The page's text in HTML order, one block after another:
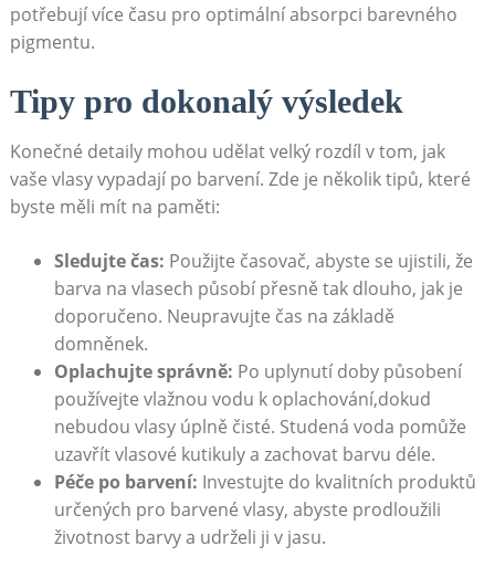
potřebují⁢ více času pro‌ optimální absorpci barevného
pigmentu.
Tipy pro dokonalý výsledek
Konečné detaily mohou udělat velký rozdíl v tom, jak
vaše vlasy vypadají po barvení. Zde je‌ několik⁢ tipů, které
byste⁤ měli mít na paměti:
Sledujte čas: Použijte časovač, abyste se ujistili, že
barva⁢ na vlasech⁢ působí přesně tak dlouho, jak je⁣
doporučeno. Neupravujte čas na základě
domněnek.
Oplachujte správně: Po uplynutí doby působení
používejte vlažnou vodu k oplachování,dokud
nebudou vlasy úplně čisté. Studená voda pomůže⁤
uzavřít‌ vlasové kutikuly a⁢ zachovat barvu déle.
Péče po barvení: Investujte do kvalitních produktů
určených pro ‍barvené vlasy, abyste prodloužili
životnost barvy a udrželi ji⁤ v jasu.